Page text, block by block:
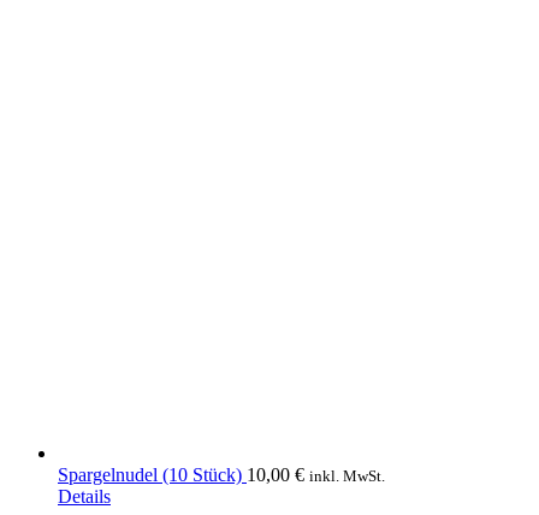
Spargelnudel (10 Stück) 10,00 € inkl. MwSt.
Details